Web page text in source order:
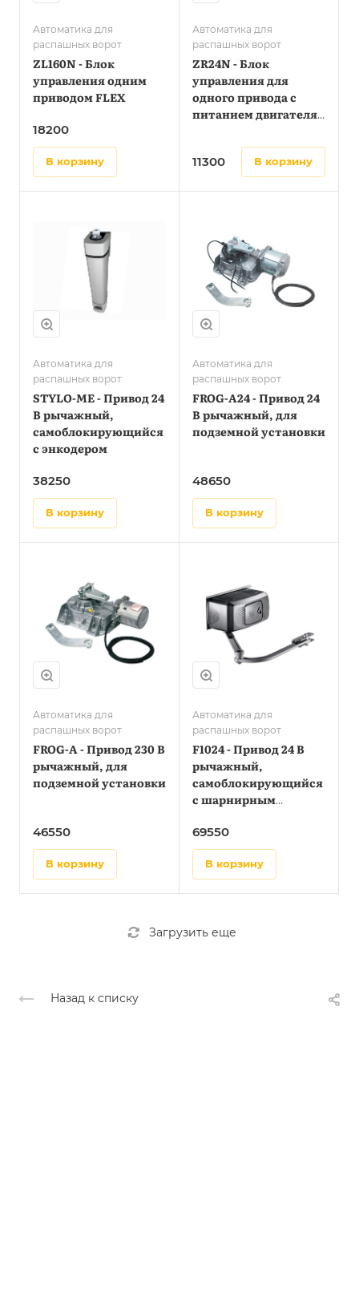
Автоматика для
распашных ворот
ZL160N - Блок
управления одним
приводом FLEX
18200
в корзину
Автоматика для
распашных ворот
ZR24N - Блок
управления для
одного привода с
питанием двигателя
11300 в корзину
Автоматика для
распашных ворот
STYLO-ME - Привод 24
В рычажный,
самоблокирующийся
с энкодером
38250
в корзину
Автоматика для
распашных ворот
FROG-A24 - Привод 24
В рычажный, для
подземной установки
48650
в корзину
Автоматика для
распашных ворот
FROG-A - Привод 230 В
рычажный, для
подземной установки
46550
в корзину
Автоматика для
распашных ворот
F1024 - Привод 24 В
рычажный,
самоблокирующийся
с шарнирным
69550
в корзину
Загрузить еще
Назад к списку